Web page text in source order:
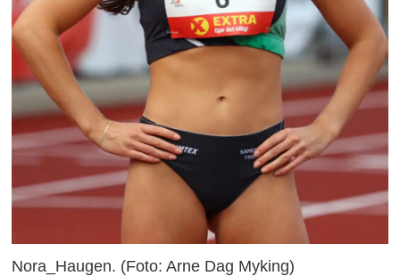
Nora_Haugen. (Foto: Arne Dag Myking)